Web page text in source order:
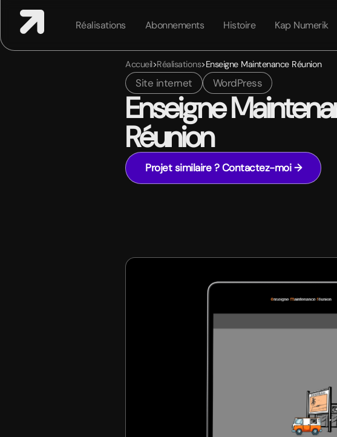
Réalisations Abonnements Histoire Kap Numerik
Accueil>Réalisations>Enseigne Maintenance Réunion
Site internet WordPress
Enseigne
Réunion
Projet similaire ? Contactez-moi →